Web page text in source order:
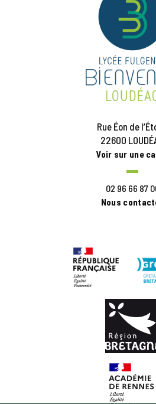
Rue Éon de
22600
Voir sur une
02 96 66 87
Nous